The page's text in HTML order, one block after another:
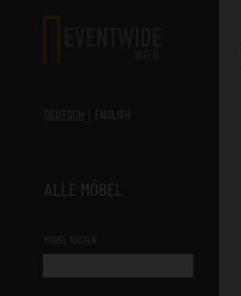
DEUTSCH ENGLISH
ALLE MÖBEL
MÖBEL SUCHEN